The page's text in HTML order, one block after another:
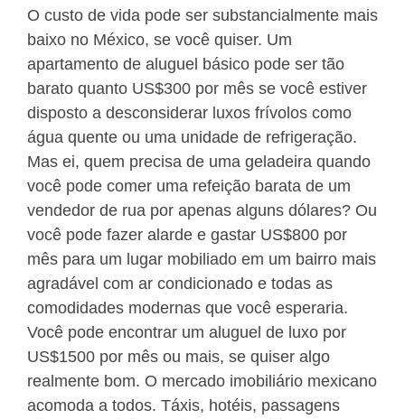
O custo de vida pode ser substancialmente mais
baixo no México, se você quiser. Um
apartamento de aluguel básico pode ser tão
barato quanto US$300 por mês se você estiver
disposto a desconsiderar luxos frívolos como
água quente ou uma unidade de refrigeração.
Mas ei, quem precisa de uma geladeira quando
você pode comer uma refeição barata de um
vendedor de rua por apenas alguns dólares? Ou
você pode fazer alarde e gastar US$800 por
mês para um lugar mobiliado em um bairro mais
agradável com ar condicionado e todas as
comodidades modernas que você esperaria.
Você pode encontrar um aluguel de luxo por
US$1500 por mês ou mais, se quiser algo
realmente bom. O mercado imobiliário mexicano
acomoda a todos. Táxis, hotéis, passagens